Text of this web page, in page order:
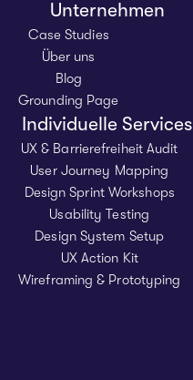
Unternehmen
Case Studies
Über uns
Blog
Grounding Page
Individuelle Services
UX & Barrierefreiheit Audit
User Journey Mapping
Design Sprint Workshops
Usability Testing
Design System Setup
UX Action Kit
Wireframing & Prototyping